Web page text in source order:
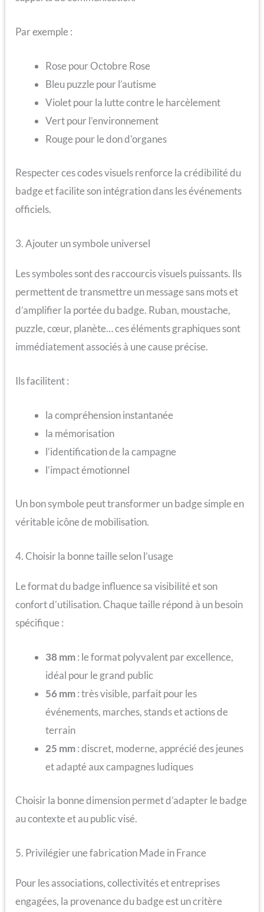
Par exemple :
Rose pour Octobre Rose
Bleu puzzle pour l’autisme
Violet pour la lutte contre le harcèlement
Vert pour l’environnement
Rouge pour le don d’organes
Respecter ces codes visuels renforce la crédibilité du
badge et facilite son intégration dans les événements
officiels.
3. Ajouter un symbole universel
Les symboles sont des raccourcis visuels puissants. Ils
permettent de transmettre un message sans mots et
d’amplifier la portée du badge. Ruban, moustache,
puzzle, cœur, planète… ces éléments graphiques sont
immédiatement associés à une cause précise.
Ils facilitent :
la compréhension instantanée
la mémorisation
l’identification de la campagne
l’impact émotionnel
Un bon symbole peut transformer un badge simple en
véritable icône de mobilisation.
4. Choisir la bonne taille selon l’usage
Le format du badge influence sa visibilité et son
confort d’utilisation. Chaque taille répond à un besoin
spécifique :
38 mm: le format polyvalent par excellence,
idéal pour le grand public
56 mm: très visible, parfait pour les
événements, marches, stands et actions de
terrain
25 mm: discret, moderne, apprécié des jeunes
et adapté aux campagnes ludiques
Choisir la bonne dimension permet d’adapter le badge
au contexte et au public visé.
5. Privilégier une fabrication Made in France
Pour les associations, collectivités et entreprises
engagées, la provenance du badge est un critère